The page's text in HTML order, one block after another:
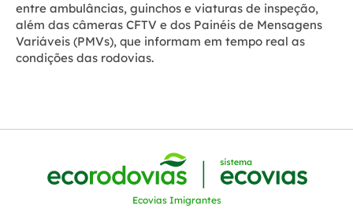
entre ambulâncias, guinchos e viaturas de inspeção,
além das câmeras CFTV e dos Painéis de Mensagens
Variáveis (PMVs), que informam em tempo real as
condições das rodovias.
Ecovias Imigrantes